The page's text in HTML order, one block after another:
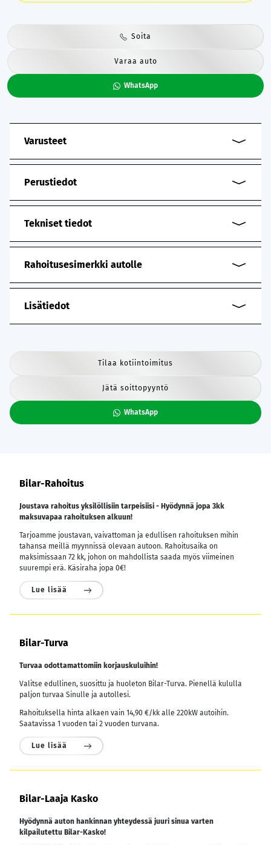
Soita
Varaa auto
WhatsApp
Varusteet
Perustiedot
Tekniset tiedot
Rahoitusesimerkki autolle
Lisätiedot
Tilaa kotiintoimitus
Jätä soittopyyntö
WhatsApp
Bilar-Rahoitus
Joustava rahoitus yksilöllisiin tarpeisiisi - Hyödynnä jopa 3kk
maksuvapaa rahoituksen alkuun!
Tarjoamme joustavan, vaivattoman ja edullisen rahoituksen mihin
tahansa meillä myynnissä olevaan autoon. Rahoitusaika on
maksimissaan 72 kk, johon on mahdollista saada myös viimeinen
suurempi erä. Käsiraha jopa 0€!
Lue lisää
Bilar-Turva
Turvaa odottamattomiin korjauskuluihin!
Valitse edullinen, suosittu ja huoleton Bilar-Turva. Pienellä kululla
paljon turvaa Sinulle ja autollesi.
Rahoituksella hinta alkaen vain 14,90 €/kk alle 220kW autoihin.
Saatavissa 1 vuoden tai 2 vuoden turvana.
Lue lisää
Bilar-Laaja Kasko
Hyödynnä auton hankinnan yhteydessä juuri sinua varten
kilpailutettu Bilar-Kasko!